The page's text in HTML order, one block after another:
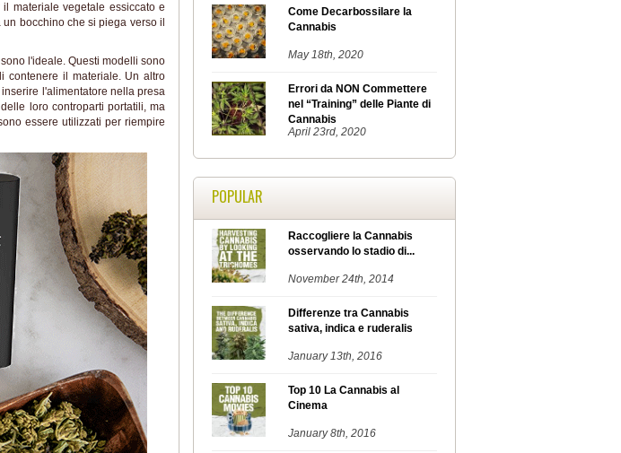
materiale vegetale essiccato e
bocchino che si piega verso il
l'ideale. Questi modelli sono
contenere il materiale. Un altro
l'alimentatore nella presa
loro controparti portatili, ma
essere utilizzati per riempire
Come Decarbossilare la
Cannabis
May 18th, 2020
Errori da NON Commettere
nel “Training” delle Piante di
Cannabis
April 23rd, 2020
POPULAR
Raccogliere la Cannabis
osservando lo stadio di...
November 24th, 2014
Differenze tra Cannabis
sativa, indica e ruderalis
January 13th, 2016
Top 10 La Cannabis al
Cinema
January 8th, 2016